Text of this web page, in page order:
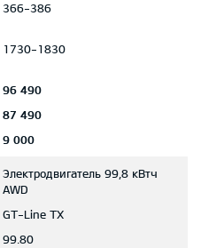
366-386
1730-1830
96 490
87 490
9 000
Электродвигатель 99,8 кВтч
AWD
GT-Line TX
99.80